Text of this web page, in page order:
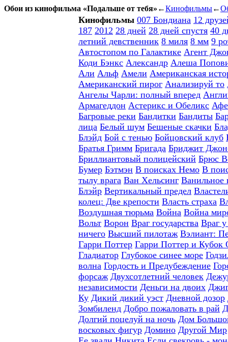
Обои из кинофильма «Подальше от тебя» ←Кинофильмы←
Кинофильмы 007 Бондиана 12
187 2012 28 дней 28 дней спустя 40
летний девственник 8 миля 8 мм 9
Автостопом по Галактике Агент
Коди Бэнкс Александр Алеша
Али Альф Амели Американская
Американский пирог Анализируй то
Ангелы Чарли: полный вперед
Армагеддон Астерикс и Обеликс
Багровые реки Бандитки Бандиты
лица Белый шум Бешеные скачки
Блэйд Бой с тенью Бойцовский клуб
Братья Гримм Бригада Бриджит
Бриллиантовый полицейский Брюс
Бумер Бэтмэн В поисках Немо В
тылу врага Ван Хельсинг Ванильное
Блэйр Вертикальный предел
колец: Две крепости Власть страха
Воздушная тюрьма Война Война
Вольт Ворон Враг государства Враг
ничего Высший пилотаж Вэлиант:
Гарри Поттер Гарри Поттер и Кубок
Гладиатор Глубокое синее море
волна Гордость и Предубеждение
форсаж Двухсотлетний человек
независимости Деньги на двоих
Ку Дикий дикий уэст Дневной дозор
Зомбиленд Добро пожаловать в рай
Долгий поцелуй на ночь Дом
восковых фигур Домино Другой Мир